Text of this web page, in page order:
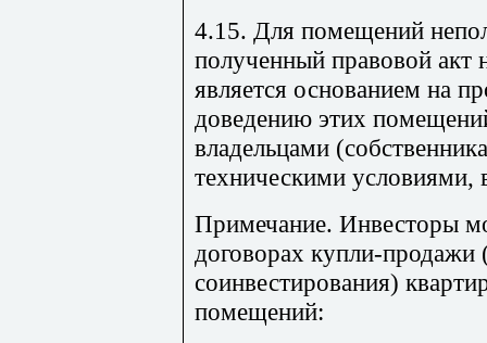
4.15. Для помещений
полученный правовой акт
является основанием на
доведению этих
владельцами
техническими
Примечание. Инвесторы
договорах купли-продажи
соинвестирования)
помещений: